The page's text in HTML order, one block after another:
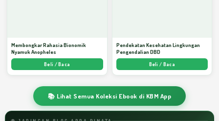
Membongkar Rahasia Bionomik
Nyamuk Anopheles
Beli / Baca
Pendekatan Kesehatan Lingkungan
Pengendalian DBD
Beli / Baca
📚 Lihat Semua Koleksi Ebook di KBM App